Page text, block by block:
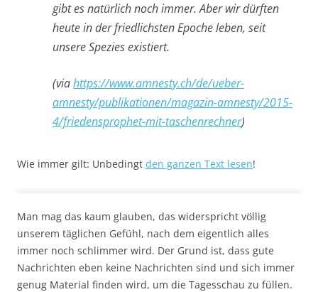
gibt es natürlich noch immer. Aber wir dürften
heute in der friedlichsten Epoche leben, seit
unsere Spezies existiert.
(viahttps://www.amnesty.ch/de/ueber-
amnesty/publikationen/magazin-amnesty/2015-
4/friedensprophet-mit-taschenrechner)
Wie immer gilt: Unbedingt den ganzen Text lesen!
Man mag das kaum glauben, das widerspricht völlig
unserem täglichen Gefühl, nach dem eigentlich alles
immer noch schlimmer wird. Der Grund ist, dass gute
Nachrichten eben keine Nachrichten sind und sich immer
genug Material finden wird, um die Tagesschau zu füllen.